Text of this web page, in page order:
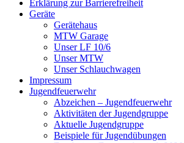
Erklärung zur Barriere­frei­heit
Geräte
Gerätehaus
MTW Garage
Unser LF 10/6
Unser MTW
Unser Schlauchwagen
Impressum
Jugendfeuerwehr
Abzeichen – Jugendfeuerwehr
Aktivitäten der Jugendgruppe
Aktuelle Jugendgruppe
Beispiele für Jugendübungen